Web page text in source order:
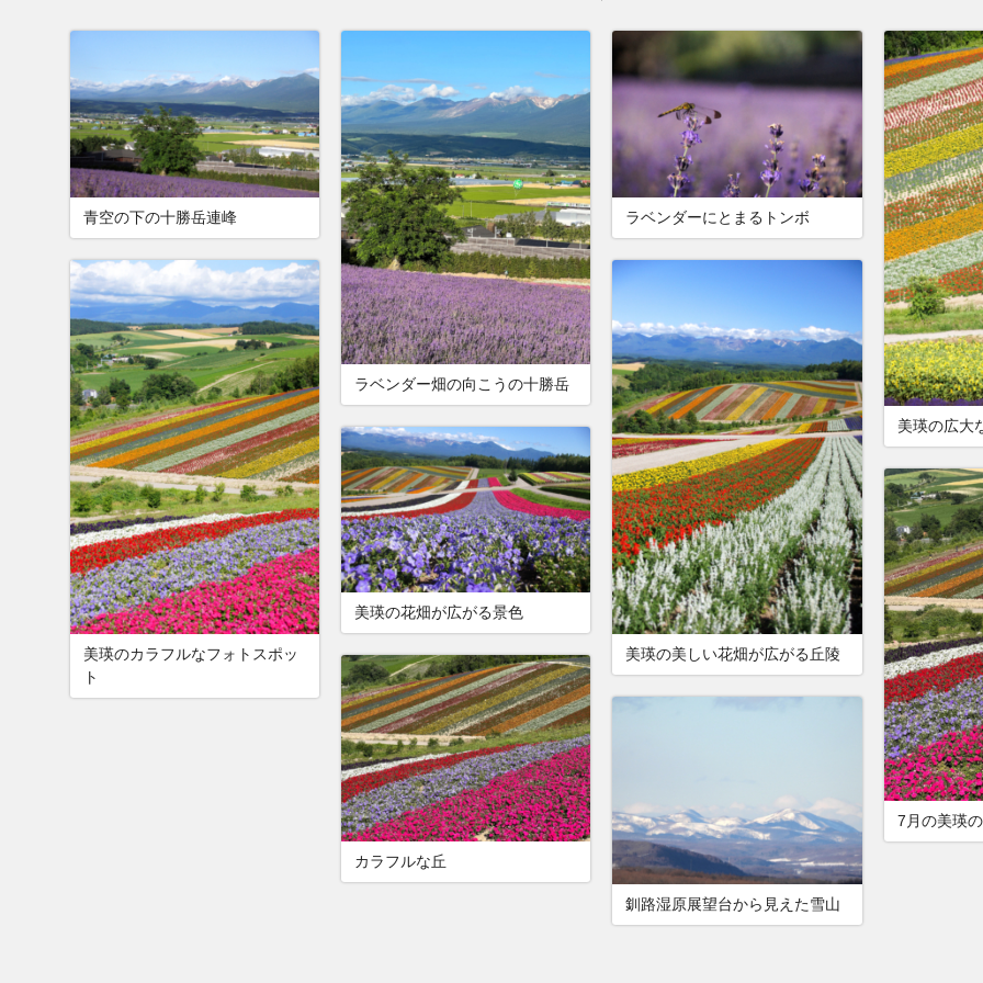
青空の下の十勝岳連峰
ラベンダー畑の向こうの十勝岳
ラベンダーにとまるトンボ
美瑛の広大
美瑛のカラフルなフォトスポッ
ト
美瑛の美しい花畑が広がる丘陵
美瑛の花畑が広がる景色
7月の美瑛
カラフルな丘
釧路湿原展望台から見えた雪山